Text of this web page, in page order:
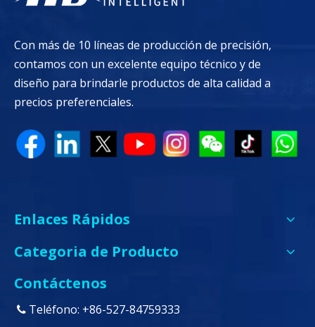
Con más de 10 líneas de producción de precisión,
contamos con un excelente equipo técnico y de
diseño para brindarle productos de alta calidad a
precios preferenciales.
Enlaces Rápidos
Categoria de Producto
Contáctenos
 Teléfono: +86-527-84759333